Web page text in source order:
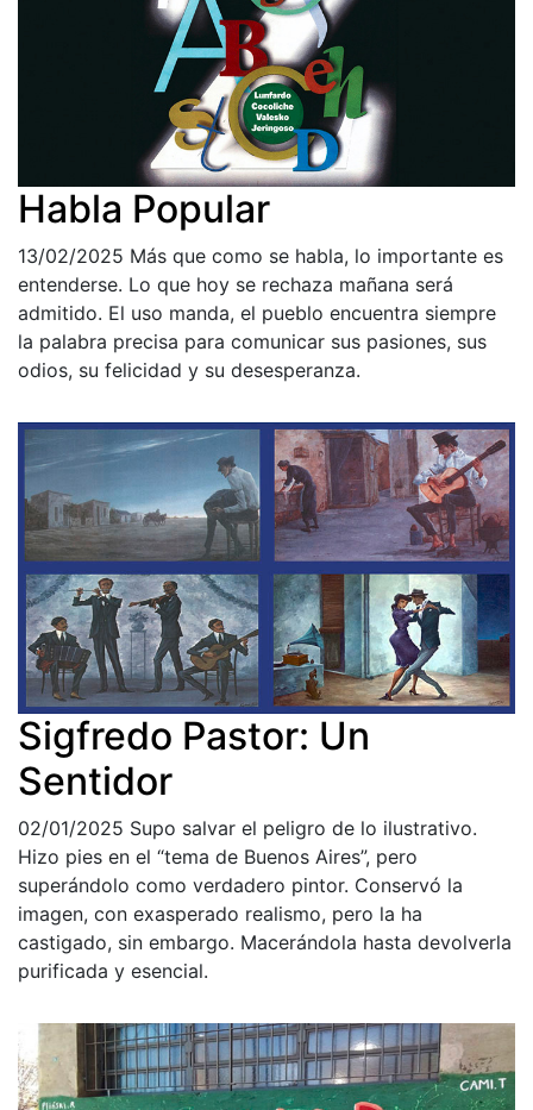
Habla Popular
13/02/2025 Más que como se habla, lo importante es
entenderse. Lo que hoy se rechaza mañana será
admitido. El uso manda, el pueblo encuentra siempre
la palabra precisa para comunicar sus pasiones, sus
odios, su felicidad y su desesperanza.
Sigfredo Pastor: Un
Sentidor
02/01/2025 Supo salvar el peligro de lo ilustrativo.
Hizo pies en el “tema de Buenos Aires”, pero
superándolo como verdadero pintor. Conservó la
imagen, con exasperado realismo, pero la ha
castigado, sin embargo. Macerándola hasta devolverla
purificada y esencial.